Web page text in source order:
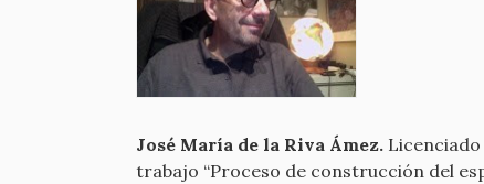
José María de la Riva Ámez.
trabajo “Proceso de construcción del